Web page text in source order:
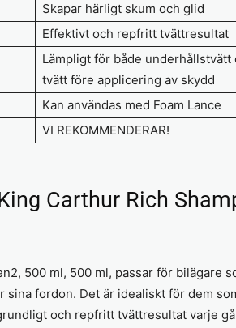
Skapar härligt skum och glid
Effektivt och repfritt tvättresultat
Lämpligt för både underhållstvätt
tvätt före applicering av skydd
Kan användas med Foam Lance
VI REKOMMENDERAR!
Carthur Rich
500 ml, 500 ml, passar för bilägare
fordon. Det är idealiskt för dem
och repfritt tvättresultat varje